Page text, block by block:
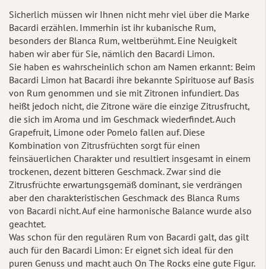
Sicherlich müssen wir Ihnen nicht mehr viel über die Marke
Bacardi erzählen. Immerhin ist ihr kubanische Rum,
besonders der Blanca Rum, weltberühmt. Eine Neuigkeit
haben wir aber für Sie, nämlich den Bacardi Limon.
Sie haben es wahrscheinlich schon am Namen erkannt: Beim
Bacardi Limon hat Bacardi ihre bekannte Spirituose auf Basis
von Rum genommen und sie mit Zitronen infundiert. Das
heißt jedoch nicht, die Zitrone wäre die einzige Zitrusfrucht,
die sich im Aroma und im Geschmack wiederfindet. Auch
Grapefruit, Limone oder Pomelo fallen auf. Diese
Kombination von Zitrusfrüchten sorgt für einen
feinsäuerlichen Charakter und resultiert insgesamt in einem
trockenen, dezent bitteren Geschmack. Zwar sind die
Zitrusfrüchte erwartungsgemäß dominant, sie verdrängen
aber den charakteristischen Geschmack des Blanca Rums
von Bacardi nicht. Auf eine harmonische Balance wurde also
geachtet.
Was schon für den regulären Rum von Bacardi galt, das gilt
auch für den Bacardi Limon: Er eignet sich ideal für den
puren Genuss und macht auch On The Rocks eine gute Figur.